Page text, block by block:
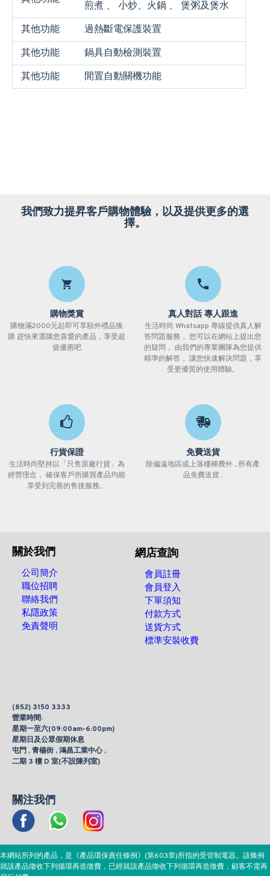
煎煮 、 小炒、火鍋 、 煲粥及煲水
其他功能
過熱斷電保護裝置
其他功能
鍋具自動檢測裝置
其他功能
閒置自動關機功能
我們致力提昇客戶購物體驗，以及提供更多的選
擇。
購物獎賞
購物滿2000元起即可享額外禮品換
購 趕快來選購您喜愛的產品，享受超
值優惠吧
真人對話 專人跟進
生活時尚 Whatsapp 專線提供真人解
答問題服務， 您可以在網站上提出您
的疑問， 由我們的專業團隊為您提供
精準的解答， 讓您快速解決問題，享
受更優質的使用體驗。
行貨保證
生活時尚堅持以「只售原廠行貨」為
經營理念， 確保客戶所購買產品均能
享受到完善的售後服務。
免費送貨
除偏遠地區或上落樓梯費外 , 所有產
品免費送貨 .
關於我們
公司簡介
職位招聘
聯絡我們
私隱政策
免責聲明
網店查詢
會員註冊
會員登入
下單須知
付款方式
送貨方式
標準安裝收費
(852) 3150 3333
營業時間:
星期一至六(09:00am-6:00pm)
星期日及公眾假期休息
屯門 , 青楊街 , 鴻昌工業中心 ,
二期 3 樓 D 室(不設陳列室)
關注我們
本網站所列的產品，是《產品環保責任條例》(第603章)所指的受管制電器。該條例
就該產品徵收下列循環再造徵費，已經就該產品徵收下列循環再造徵費，顧客不需再